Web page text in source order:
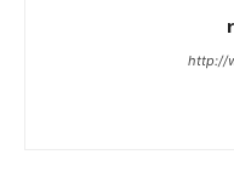
http://